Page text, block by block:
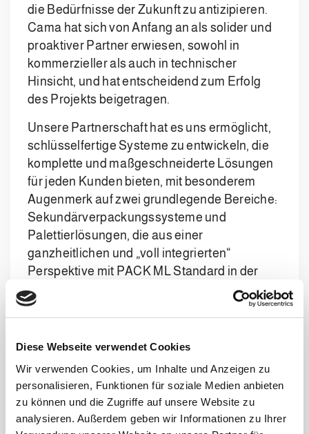
Diese Webseite verwendet Cookies
Wir verwenden Cookies, um Inhalte und Anzeigen zu
personalisieren, Funktionen für soziale Medien anbieten
zu können und die Zugriffe auf unsere Website zu
analysieren. Außerdem geben wir Informationen zu Ihrer
die Bedürfnisse der Zukunft zu antizipieren.
Cama hat sich von Anfang an als solider und
proaktiver Partner erwiesen, sowohl in
kommerzieller als auch in technischer
Hinsicht, und hat entscheidend zum Erfolg
des Projekts beigetragen.
Unsere Partnerschaft hat es uns ermöglicht,
schlüsselfertige Systeme zu entwickeln, die
komplette und maßgeschneiderte Lösungen
für jeden Kunden bieten, mit besonderem
Augenmerk auf zwei grundlegende Bereiche:
Sekundärverpackungssysteme und
Palettierlösungen, die aus einer
ganzheitlichen und „voll integrierten“
Perspektive mit PACK ML Standard in der
Softwareprogrammierung realisiert werden
und darauf abzielen, maximale Effizienz unter
gesamten Logistiksystems zum Ausdruck zu
Unser gemeinsames Engagement besteht
daher darin, Innovation und Technologie in
jeder Phase des Projekts zu integrieren, um